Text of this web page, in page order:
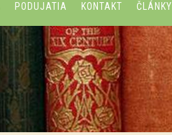
PODUJATIA KONTAKT ČLÁNKY